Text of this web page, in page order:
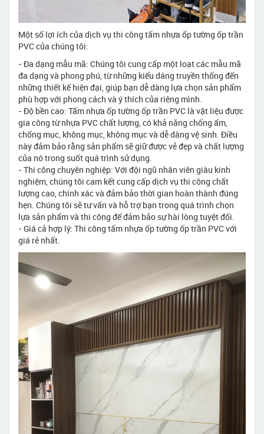
Một số lợi ích của dịch vụ thi công tấm nhựa ốp tường ốp trần
PVC của chúng tôi:
- Đa dạng mẫu mã: Chúng tôi cung cấp một loạt các mẫu mã
đa dạng và phong phú, từ những kiểu dáng truyền thống đến
những thiết kế hiện đại, giúp bạn dễ dàng lựa chọn sản phẩm
phù hợp với phong cách và ý thích của riêng mình.
- Độ bền cao: Tấm nhựa ốp tường ốp trần PVC là vật liệu được
gia công từ nhựa PVC chất lượng, có khả năng chống ẩm,
chống mục, không mục, không mục và dễ dàng vệ sinh. Điều
này đảm bảo rằng sản phẩm sẽ giữ được vẻ đẹp và chất lượng
của nó trong suốt quá trình sử dụng.
- Thi công chuyên nghiệp: Với đội ngũ nhân viên giàu kinh
nghiệm, chúng tôi cam kết cung cấp dịch vụ thi công chất
lượng cao, chính xác và đảm bảo thời gian hoàn thành đúng
hẹn. Chúng tôi sẽ tư vấn và hỗ trợ bạn trong quá trình chọn
lựa sản phẩm và thi công để đảm bảo sự hài lòng tuyệt đối.
- Giá cả hợp lý: Thi công tấm nhựa ốp tường ốp trần PVC với
giá rẻ nhất.